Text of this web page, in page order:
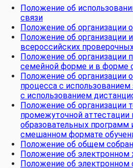
Положение об
связи
Положение об организации
Положение об организации
всероссийских
Положение об организации
семейной форме и в форме
Положение об организации
процесса с использованием
с использованием
Положение об организации
промежуточной аттестации
образовательных программ
смешанном формате
Положение об общем
Положение об электронном
Положение об электронном